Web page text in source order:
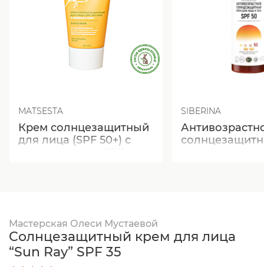
MATSESTA
Крем солнцезащитный
для лица (SPF 50+) с
SIBERINA
Мастерская Олеси Мустаевой
Солнцезащитный крем для лица
“Sun Ray” SPF 35